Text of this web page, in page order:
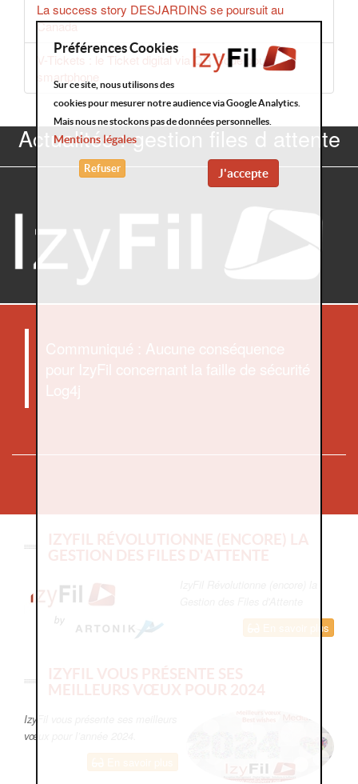
La success story DESJARDINS se poursuit au
Canada
V-Tickets : le Ticket digital via QR Code pour
smartphone
Actualités : gestion files d attente
Communiqué : Aucune conséquence
pour IzyFil concernant la faille de sécurité
Log4j
IZYFIL RÉVOLUTIONNE (ENCORE) LA
GESTION DES FILES D'ATTENTE
En savoir plus
IZYFIL VOUS PRÉSENTE SES
MEILLEURS VŒUX POUR 2024
IzyFil vous présente ses meilleurs
vœux pour l’année 2024.
Préférences Cookies
Sur ce site, nous utilisons des
cookies pour mesurer notre audience via Google Analytics.
Mais nous ne stockons pas de données personnelles.
Mentions légales
J'accepte
Refuser